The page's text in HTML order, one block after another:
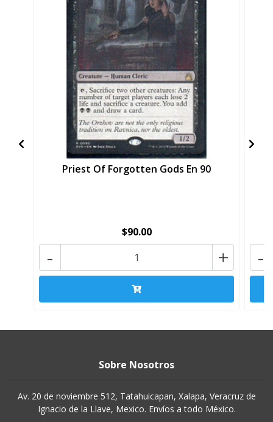
Priest Of Forgotten Gods En 90
$90.00
+
- -
Sobre Nosotros
Av. 20 de noviembre 512, Tatahuicapan, Xalapa, Veracruz de
Ignacio de la Llave, Mexico. Envíos a todo México.